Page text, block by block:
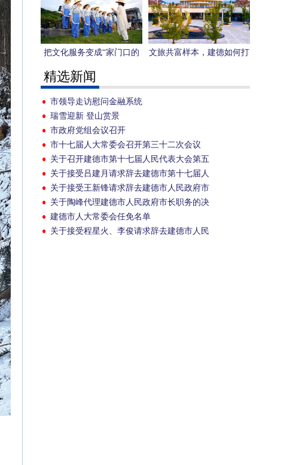
把文化服务变成“家门口的
盛宴” 我市“文化乡集”模式
入选杭州市公共文化服务优
秀案例
文旅共富样本，建德如何打
精选新闻
市领导走访慰问金融系统
瑞雪迎新 登山赏景
市政府党组会议召开
市十七届人大常委会召开第三十二次会议
关于召开建德市第十七届人民代表大会第五
次会议的决定
关于接受吕建月请求辞去建德市第十七届人
民代表大会常务委员会副主任职务的决定
关于接受王新锋请求辞去建德市人民政府市
长职务的决定
关于陶峰代理建德市人民政府市长职务的决
定
建德市人大常委会任免名单
关于接受程星火、李俊请求辞去建德市人民